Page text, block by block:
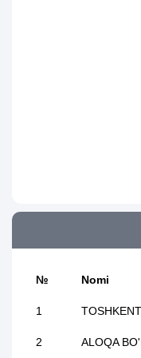
№ Nomi
1
2 ALOQA